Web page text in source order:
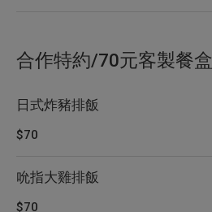
合作特約/70元客製餐盒
日式炸豬排飯
$70
吮指大雞排飯
$70